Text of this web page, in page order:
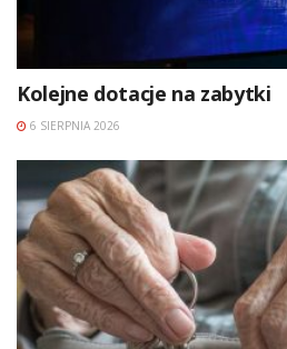
Kolejne dotacje na zabytki
6 SIERPNIA 2026